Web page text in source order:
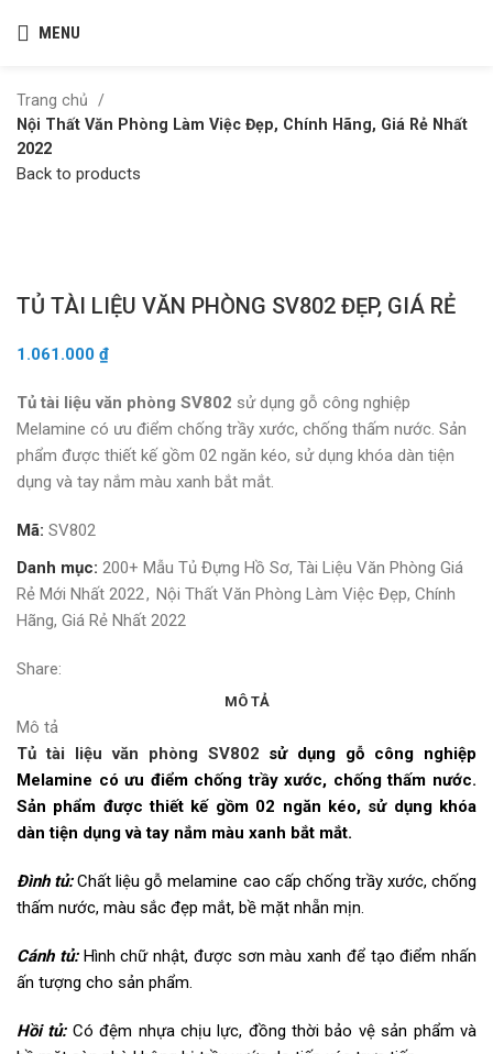
MENU
Trang chủ
Nội Thất Văn Phòng Làm Việc Đẹp, Chính Hãng, Giá Rẻ Nhất
2022
Back to products
TỦ TÀI LIỆU VĂN PHÒNG SV802 ĐẸP, GIÁ RẺ
1.061.000 ₫
Tủ tài liệu văn phòng SV802 sử dụng gỗ công nghiệp
Melamine có ưu điểm chống trầy xước, chống thấm nước. Sản
phẩm được thiết kế gồm 02 ngăn kéo, sử dụng khóa dàn tiện
dụng và tay nắm màu xanh bắt mắt.
Mã: SV802
Danh mục: 200+ Mẫu Tủ Đựng Hồ Sơ, Tài Liệu Văn Phòng Giá
Rẻ Mới Nhất 2022, Nội Thất Văn Phòng Làm Việc Đẹp, Chính
Hãng, Giá Rẻ Nhất 2022
Share:
MÔ TẢ
Mô tả
Tủ tài liệu văn phòng SV802 sử dụng gỗ công nghiệp
Melamine có ưu điểm chống trầy xước, chống thấm nước.
Sản phẩm được thiết kế gồm 02 ngăn kéo, sử dụng khóa
dàn tiện dụng và tay nắm màu xanh bắt mắt.
Đình tủ:Chất liệu gỗ melamine cao cấp chống trầy xước, chống
thấm nước, màu sắc đẹp mắt, bề mặt nhẵn mịn.
Cánh tủ:Hình chữ nhật, được sơn màu xanh để tạo điểm nhấn
ấn tượng cho sản phẩm.
Hồi tủ:Có đệm nhựa chịu lực, đồng thời bảo vệ sản phẩm và